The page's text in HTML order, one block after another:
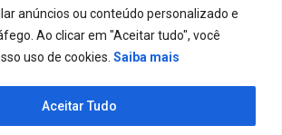
anúncios ou conteúdo personalizado e
Ao clicar em "Aceitar tudo", você
uso de cookies. Saiba mais
Aceitar Tudo
direitos reservados 2024.
by WordPress|Theme: Allure News